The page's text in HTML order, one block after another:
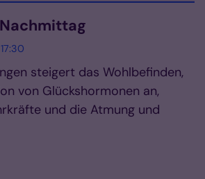
2026
steigert das Wohlbefinden,
von Glückshormonen an,
und die Atmung und